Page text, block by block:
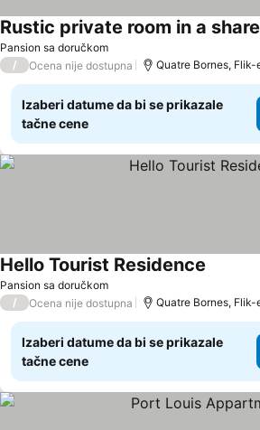
Pansion sa doručkom
/ Ocena nije dostupna Quatre Bornes,
Izaberi datume da bi se prikazale
tačne cene
Pansion sa doručkom
Hello Tourist Residence
/ Ocena nije dostupna Quatre Bornes,
Izaberi datume da bi se prikazale
tačne cene